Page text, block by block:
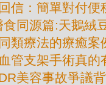
信：簡單對付
食同源篇:天鵝絨
類療法的療癒案
管支架手術真的
美容事故爭議